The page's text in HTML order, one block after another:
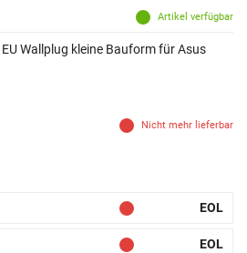
Artikel verfügbar
Wallplug kleine Bauform für Asus
Nicht mehr lieferbar
EOL
EOL